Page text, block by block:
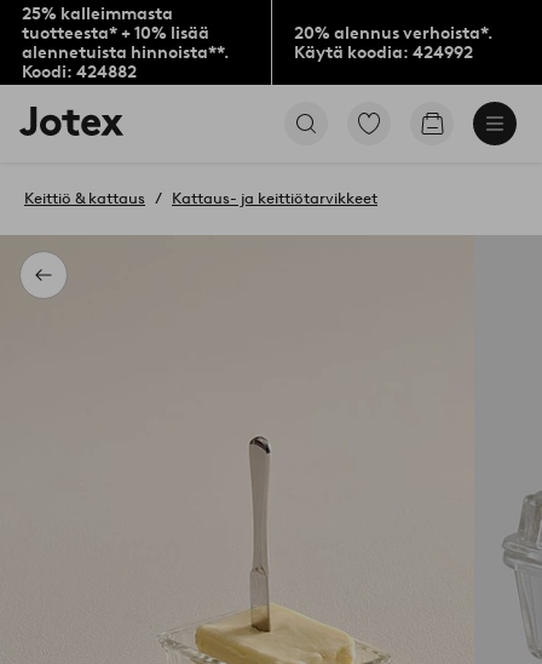
25% kalleimmasta
tuotteesta* + 10% lisää
alennetuista hinnoista**.
Koodi: 424882
20% alennus verhoista*.
Käytä koodia: 424992
Jotex-
logo
aloitussivulle
Siirry
Siirry
Takaisin
Keittiö & kattaus Kattaus- ja keittiötarvikkeet